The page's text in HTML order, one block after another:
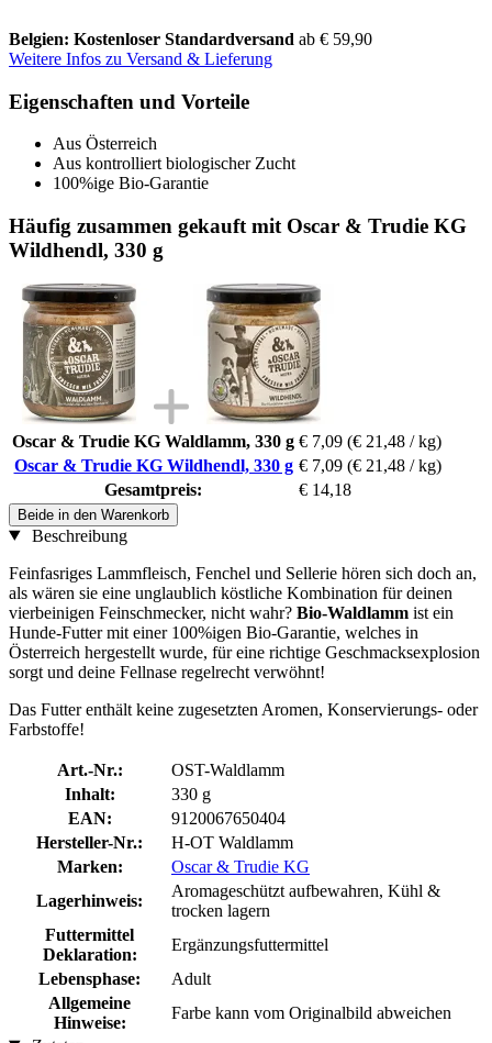
Belgien: Kostenloser Standardversand ab € 59,90
Weitere Infos zu Versand & Lieferung
Eigenschaften und Vorteile
Aus Österreich
Aus kontrolliert biologischer Zucht
100%ige Bio-Garantie
Häufig zusammen gekauft mit Oscar & Trudie KG
Wildhendl, 330 g
Oscar & Trudie KG Waldlamm, 330 g € 7,09 (€ 21,48 / kg)
Oscar & Trudie KG Wildhendl, 330 g € 7,09 (€ 21,48 / kg)
Gesamtpreis:
€ 14,18
Beide in den Warenkorb
Beschreibung
Feinfasriges Lammfleisch, Fenchel und Sellerie hören sich doch an,
als wären sie eine unglaublich köstliche Kombination für deinen
vierbeinigen Feinschmecker, nicht wahr? Bio-Waldlamm ist ein
Hunde-Futter mit einer 100%igen Bio-Garantie, welches in
Österreich hergestellt wurde, für eine richtige Geschmacksexplosion
sorgt und deine Fellnase regelrecht verwöhnt!
Das Futter enthält keine zugesetzten Aromen, Konservierungs- oder
Farbstoffe!
Art.-Nr.:
OST-Waldlamm
Inhalt:
330 g
EAN:
9120067650404
Hersteller-Nr.:
H-OT Waldlamm
Marken:
Oscar & Trudie KG
Lagerhinweis:
Aromageschützt aufbewahren, Kühl &
trocken lagern
Futtermittel
Deklaration:
Ergänzungsfuttermittel
Lebensphase:
Adult
Allgemeine
Hinweise:
Farbe kann vom Originalbild abweichen